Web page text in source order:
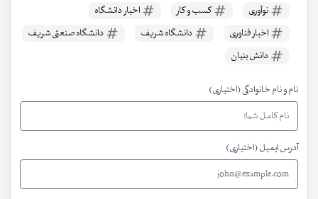
نوآوری کسب و کار
اخبار دانشگاه
اخبار فناوری
دانشگاه شریف
دانشگاه صنعتی شریف
دانش بنیان
نام و نام خانوادگی (اختیاری)
آدرس ایمیل (اختیاری)